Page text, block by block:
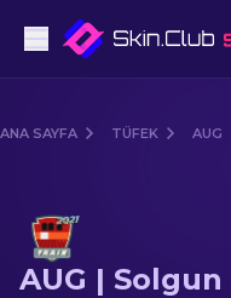
Tüfek
Dürbünlü Tüfek
ANA SAYFA TÜFEK AUG
AUG | Solgun